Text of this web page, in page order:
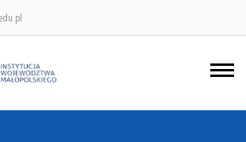
w Krakowie
w Nowym Sączu